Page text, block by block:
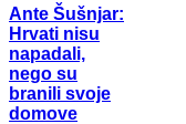
Ante Šušnjar:
Hrvati nisu
napadali,
nego su
branili svoje
domove